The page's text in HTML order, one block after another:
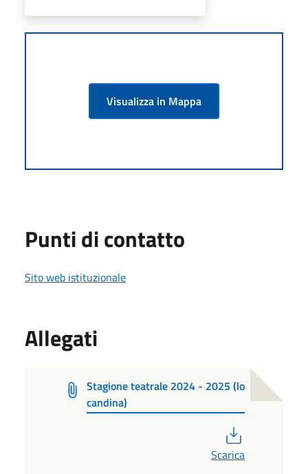
Visualizza in Mappa
Punti di contatto
Sito web istituzionale
Allegati
Stagione teatrale 2024 - 2025 (lo
candina)
Scarica